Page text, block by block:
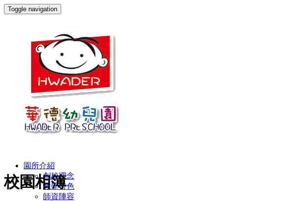
Toggle navigation
園所介紹
創校理念
教學特色
師資陣容
校園相簿